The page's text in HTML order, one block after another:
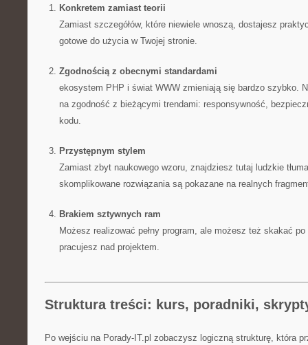
Konkretem zamiast teorii
Zamiast szczegółów, które niewiele wnoszą, dostajesz
gotowe do użycia w Twojej stronie.
Zgodnością z obecnymi standardami
ekosystem PHP i świat WWW zmieniają się bardzo szybko.
na zgodność z bieżącymi trendami: responsywność,
kodu.
Przystępnym stylem
Zamiast zbyt naukowego wzoru, znajdziesz tutaj ludzkie
skomplikowane rozwiązania są pokazane na realnych
Brakiem sztywnych ram
Możesz realizować pełny program, ale możesz też skakać
pracujesz nad projektem.
Struktura treści: kurs, poradniki,
Po wejściu na Porady-IT.pl zobaczysz logiczną strukturę, która